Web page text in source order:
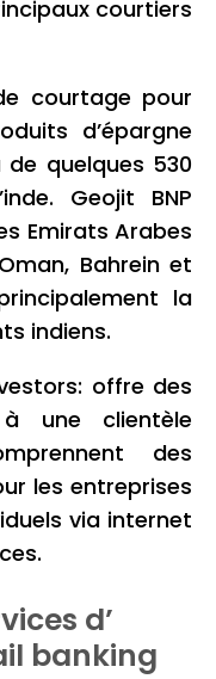
courtiers
courtage pour
d’épargne
quelques 530
Geojit BNP
Emirats Arabes
Bahrein et
la
indiens.
offre des
une clientèle
des
les entreprises
via internet
d’
banking